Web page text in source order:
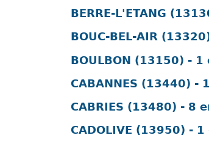
BERRE-L'ETANG
BOUC-BEL-AIR
BOULBON (13150) -
CABANNES (13440) -
CABRIES (13480) - 8
CADOLIVE (13950) -